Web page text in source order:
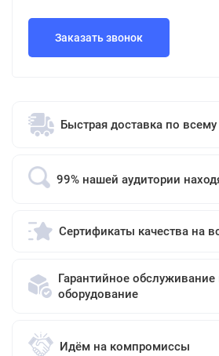
Заказать звонок
Быстрая доставка по
99% нашей аудитории
Сертификаты качества на
Гарантийное обслуживание
оборудование
Идём на компромиссы